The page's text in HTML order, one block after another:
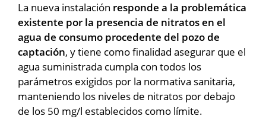
La nueva instalación responde a la problemática
existente por la presencia de nitratos en el
agua de consumo procedente del pozo de
captación, y tiene como finalidad asegurar que el
agua suministrada cumpla con todos los
parámetros exigidos por la normativa sanitaria,
manteniendo los niveles de nitratos por debajo
de los 50 mg/l establecidos como límite.